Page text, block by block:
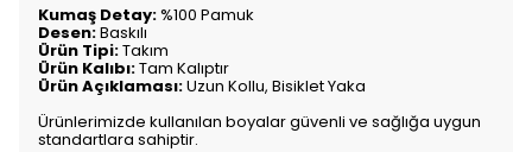
Kumaş Detay:%100 Pamuk
Desen:Baskılı
Ürün Tipi:Takım
Ürün Kalıbı:Tam Kalıptır
Ürün Açıklaması:Uzun Kollu, Bisiklet Yaka
Ürünlerimizde kullanılan boyalar güvenli ve sağlığa uygun
standartlara sahiptir.